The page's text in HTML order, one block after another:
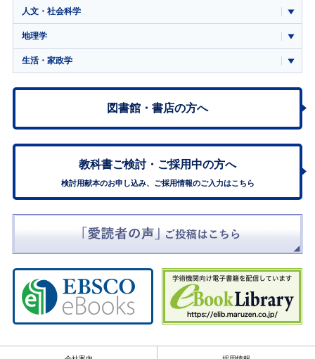
人文・社会科学
地理学
生活・家政学
図書館・書店の方へ
教科書ご検討・ ご採用中の方へ
検討用献本のお申し込み、ご採用情報のご入力はこちら